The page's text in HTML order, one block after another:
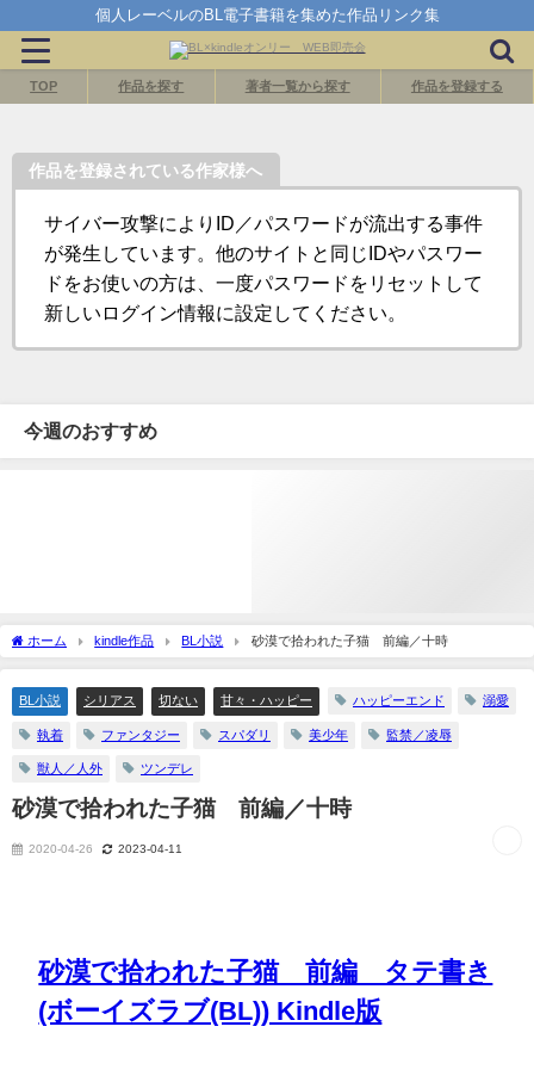
個人レーベルのBL電子書籍を集めた作品リンク集
TOP 作品を探す 著者一覧から探す 作品を登録する
作品を登録されている作家様へ
サイバー攻撃によりID／パスワードが流出する事件
が発生しています。他のサイトと同じIDやパスワー
ドをお使いの方は、一度パスワードをリセットして
新しいログイン情報に設定してください。
今週のおすすめ
ホーム kindle作品 BL小説 砂漠で拾われた子猫 前編／十時
BL小説 シリアス 切ない 甘々・ハッピー ハッピーエンド 溺愛
執着 ファンタジー スパダリ 美少年 監禁／凌辱
獣人／人外 ツンデレ
砂漠で拾われた子猫 前編／十時
2020-04-26 2023-04-11
砂漠で拾われた子猫 前編 タテ書き
(ボーイズラブ(BL)) Kindle版